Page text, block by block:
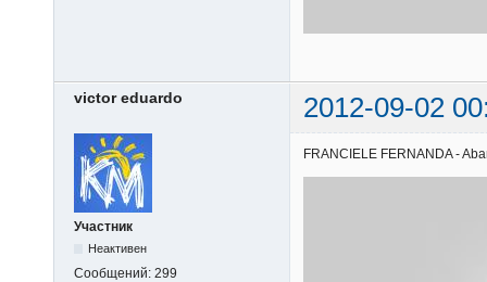
victor eduardo 2012-09-02
Участник
Неактивен
Сообщений: 299
FRANCIELE FERNANDA -